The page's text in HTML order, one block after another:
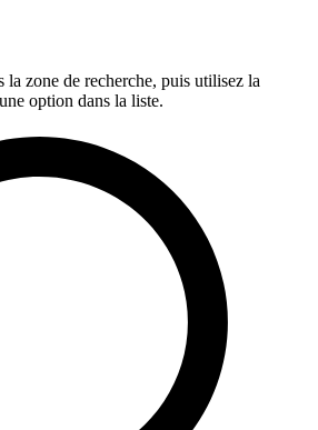
la zone de recherche, puis utilisez la
option dans la liste.